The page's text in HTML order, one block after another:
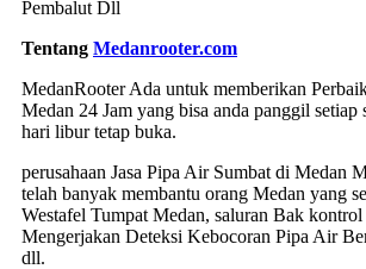
Pembalut Dll
Tentang Medanrooter.com
MedanRooter Ada untuk memberikan
Medan 24 Jam yang bisa anda panggil setiap
hari libur tetap buka.
perusahaan Jasa Pipa Air Sumbat di Medan
telah banyak membantu orang Medan yang
Westafel Tumpat Medan, saluran Bak kontrol
Mengerjakan Deteksi Kebocoran Pipa Air
dll.